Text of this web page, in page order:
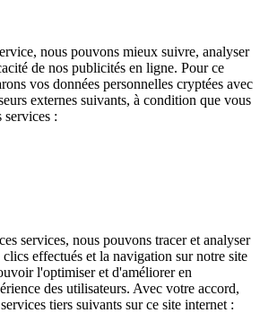
nous pouvons mieux suivre, analyser
de nos publicités en ligne. Pour ce
vos données personnelles cryptées avec
externes suivants, à condition que vous
services :
services, nous pouvons tracer et analyser
effectués et la navigation sur notre site
l'optimiser et d'améliorer en
des utilisateurs. Avec votre accord,
tiers suivants sur ce site internet :